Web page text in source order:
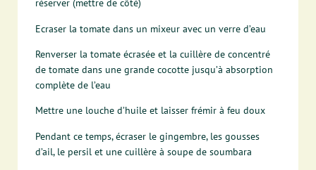
réserver (mettre de côté)
Ecraser la tomate dans un mixeur avec un verre d’eau
Renverser la tomate écrasée et la cuillère de concentré
de tomate dans une grande cocotte jusqu’à absorption
complète de l’eau
Mettre une louche d’huile et laisser frémir à feu doux
Pendant ce temps, écraser le gingembre, les gousses
d’ail, le persil et une cuillère à soupe de soumbara